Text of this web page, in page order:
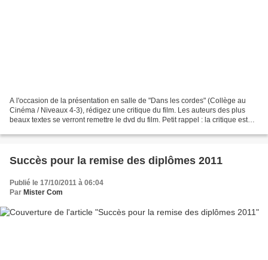
A l'occasion de la présentation en salle de "Dans les cordes" (Collège au
Cinéma / Niveaux 4-3), rédigez une critique du film. Les auteurs des plus
beaux textes se verront remettre le dvd du film. Petit rappel : la critique est
Succès pour la remise des diplômes 2011
Publié le 17/10/2011 à 06:04
Par Mister Com